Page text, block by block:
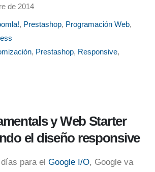
de 2014
, Prestashop, Programación Web,
, Prestashop, Responsive,
y Web Starter
el diseño responsive
para el Google I/O, Google va